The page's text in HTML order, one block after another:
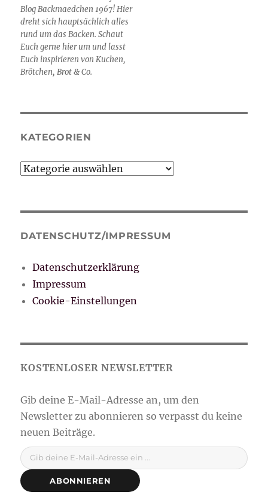
Blog Backmaedchen 1967! Hier
dreht sich hauptsächlich alles
rund um das Backen. Schaut
Euch gerne hier um und lasst
Euch inspirieren von Kuchen,
Brötchen, Brot & Co.
KATEGORIEN
Kategorien
DATENSCHUTZ/IMPRESSUM
Datenschutzerklärung
Impressum
Cookie-Einstellungen
Gib deine E-Mail-Adresse ein ...
ABONNIEREN